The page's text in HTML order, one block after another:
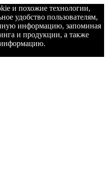
и похожие технологии,
удобство пользователям,
информацию, запоминая
и продукции, а также